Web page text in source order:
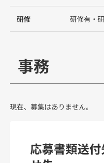
研修 研修有・
事務
現在、募集はありません。
応募書類送